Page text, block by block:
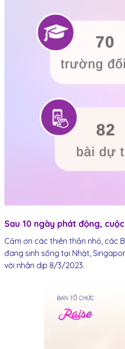
Sau 10 ngày phát động,
Cảm ơn các thiên thần nhỏ, các
đang sinh sống tại Nhật,
vời nhân dịp 8/3/2023.